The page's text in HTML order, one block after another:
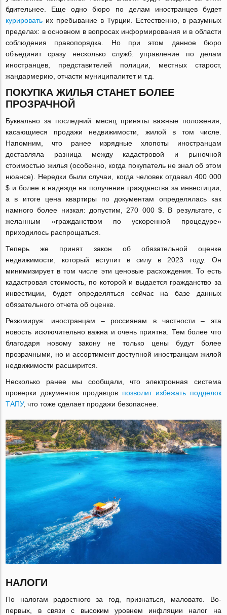
бдительнее. Еще одно бюро по делам иностранцев будет
курировать их пребывание в Турции. Естественно, в разумных
пределах: в основном в вопросах информирования и в области
соблюдения правопорядка. Но при этом данное бюро
объединит сразу несколько служб: управление по делам
иностранцев, представителей полиции, местных старост,
жандармерию, отчасти муниципалитет и т.д.
ПОКУПКА ЖИЛЬЯ СТАНЕТ БОЛЕЕ
ПРОЗРАЧНОЙ
Буквально за последний месяц приняты важные положения,
касающиеся продажи недвижимости, жилой в том числе.
Напомним, что ранее изрядные хлопоты иностранцам
доставляла разница между кадастровой и рыночной
стоимостью жилья (особенно, когда покупатель не знал об этом
нюансе). Нередки были случаи, когда человек отдавал 400 000
$ и более в надежде на получение гражданства за инвестиции,
а в итоге цена квартиры по документам определялась как
намного более низкая: допустим, 270 000 $. В результате, с
желанным «гражданством по ускоренной процедуре»
приходилось распрощаться.
Теперь же принят закон об обязательной оценке
недвижимости, который вступит в силу в 2023 году. Он
минимизирует в том числе эти ценовые расхождения. То есть
кадастровая стоимость, по которой и выдается гражданство за
инвестиции, будет определяться сейчас на базе данных
обязательного отчета об оценке.
Резюмируя: иностранцам – россиянам в частности – эта
новость исключительно важна и очень приятна. Тем более что
благодаря новому закону не только цены будут более
прозрачными, но и ассортимент доступной иностранцам жилой
недвижимости расширится.
Несколько ранее мы сообщали, что электронная система
проверки документов продавцов позволит избежать подделок
ТАПУ, что тоже сделает продажи безопаснее.
НАЛОГИ
По налогам радостного за год, признаться, маловато. Во-
первых, в связи с высоким уровнем инфляции налог на